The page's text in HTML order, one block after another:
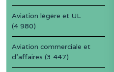
Aviation légère et UL
(4 980)
Aviation commerciale et
d'affaires (3 447)